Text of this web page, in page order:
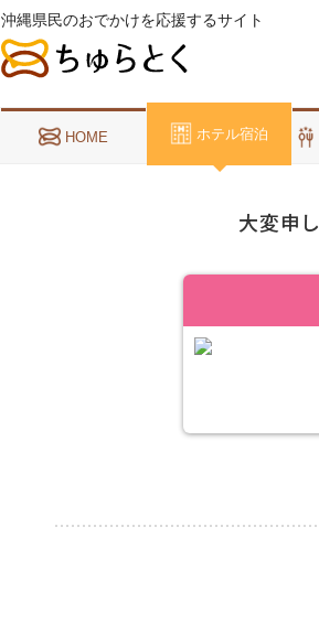
沖縄県民のおでかけを応援するサイト
HOME ホテル宿泊
大変申